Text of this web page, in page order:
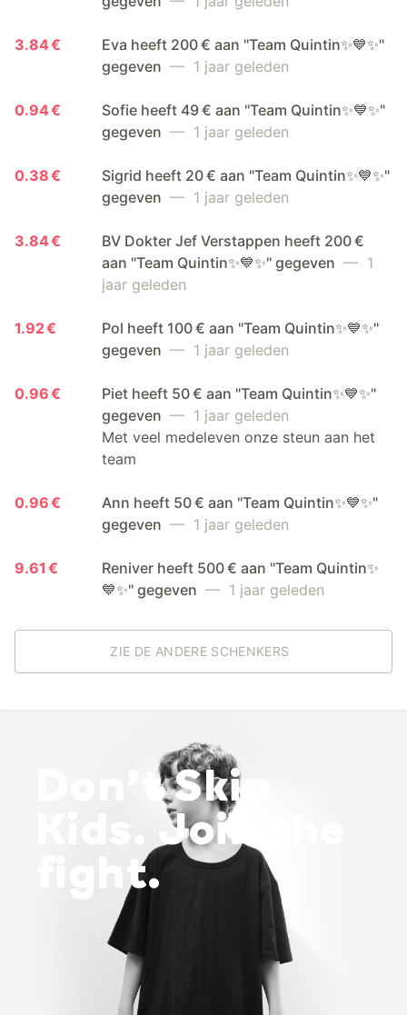
3.84 €
Eva heeft 200 € aan "Team Quintin✨💙✨"
gegeven — 1 jaar geleden
0.94 €
Sofie heeft 49 € aan "Team Quintin✨💙✨"
gegeven — 1 jaar geleden
0.38 €
Sigrid heeft 20 € aan "Team Quintin✨💙✨"
gegeven — 1 jaar geleden
3.84 €
BV Dokter Jef Verstappen heeft 200 €
aan "Team Quintin✨💙✨" gegeven — 1
jaar geleden
1.92 €
Pol heeft 100 € aan "Team Quintin✨💙✨"
gegeven — 1 jaar geleden
0.96 €
Piet heeft 50 € aan "Team Quintin✨💙✨"
gegeven — 1 jaar geleden
Met veel medeleven onze steun aan het
team
0.96 €
Ann heeft 50 € aan "Team Quintin✨💙✨"
gegeven — 1 jaar geleden
9.61 €
Reniver heeft 500 € aan "Team Quintin✨
💙✨" gegeven — 1 jaar geleden
ZIE DE ANDERE SCHENKERS
Don’t Skip
Kids. Join the
fight.